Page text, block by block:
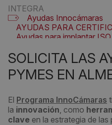
INTEGRA
Ayudas Innocámaras
AYUDAS PARA
Ayudas para implantar
UNE 166002
SOLICITA LAS
PYMES EN
El Programa InnoCámaras
la innovación, como
clave en la estrategia de